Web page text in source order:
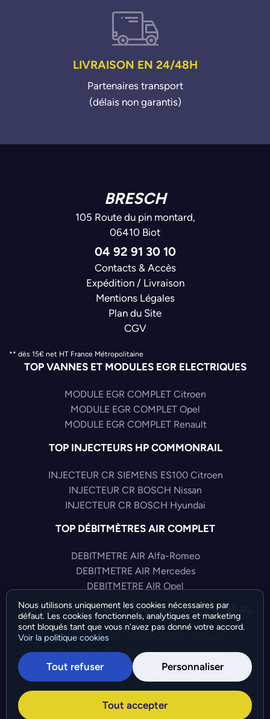
LIVRAISON EN 24/48H
Partenaires transport
(délais non garantis)
BRESCH
105 Route du pin montard,
06410 Biot
04 92 91 30 10
Contacts & Accès
Expédition / Livraison
Mentions Légales
Plan du Site
CGV
** dès 15€ net HT France Métropolitaine
TOP VANNES ET MODULES EGR ELECTRIQUES
MODULE EGR COMPLET Citroen
MODULE EGR COMPLET Opel
MODULE EGR COMPLET Renault
TOP INJECTEURS HP COMMONRAIL
INJECTEUR CR SIEMENS ES100 Citroen
INJECTEUR CR BOSCH Nissan
INJECTEUR CR BOSCH Hyundai
TOP DÉBITMÈTRES AIR COMPLET
DEBITMETRE AIR Alfa-Romeo
DEBITMETRE AIR Mercedes
DEBITMETRE AIR Opel
TOP CAPTEURS HAUTE PRESSION COMMONRAIL
CAPTEUR PRESS COMMONRAIL Citroen
CAPTEUR PRESS COMMONRAIL Mercedes
CAPTEUR PRESS COMMONRAIL Fiat
©Bresch SAS - Copyright 2026 - Tous droits réservés -
Préférences de cookies-Gérer mes cookies
Nous utilisons uniquement les cookies nécessaires par
défaut. Les cookies fonctionnels, analytiques et marketing
sont bloqués tant que vous n'avez pas donné votre accord.
Voir la politique cookies
Tout refuser Personnaliser
Tout accepter